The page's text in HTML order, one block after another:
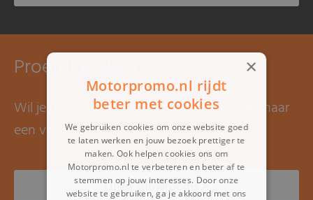
Proefrit maken?
Wil je graag een proefrit maken? Kom dan naar
een van onze showrooms.
Onze showrooms >
×
Motorpromo.nl rijdt
beter met cookies
We gebruiken cookies om onze website goed
te laten werken en jouw bezoek prettiger te
maken. Ook helpen cookies ons om
Motorpromo.nl te verbeteren en beter af te
stemmen op jouw interesses. Door onze
website te gebruiken, ga je akkoord met ons